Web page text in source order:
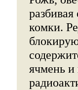
комки.
ячмень и